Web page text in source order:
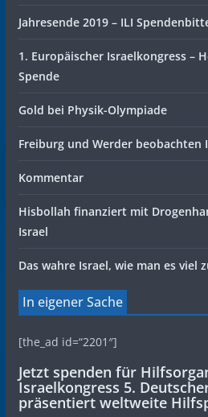
Jahresende 2019 – ILI
1. Europäischer Israelkongress –
Spende
Gold bei Physik-Olympiade
Freiburg und Werder beobachten
Kommentar
Hisbollah finanziert mit
Israel
Das wahre Israel, wie man es viel
In eigener Sache
[the_ad id=“2201″]
Jetzt spenden für
Israelkongress 5.
präsentiert weltweite